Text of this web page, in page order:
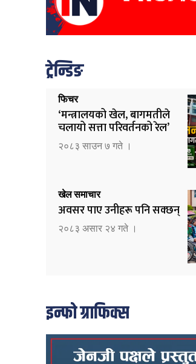
ट्रेन्डिङ
फिचर
‘मन्त्रालयको खेल, बागमतीले
चलायो सत्ता परिवर्तनको रेल’
२०८३ साउन ७ गते ।
खेल समाचार
अवसर पाए उनीहरू पनि सक्छन्
२०८३ असार २४ गते ।
इन्फो ग्राफिक्स